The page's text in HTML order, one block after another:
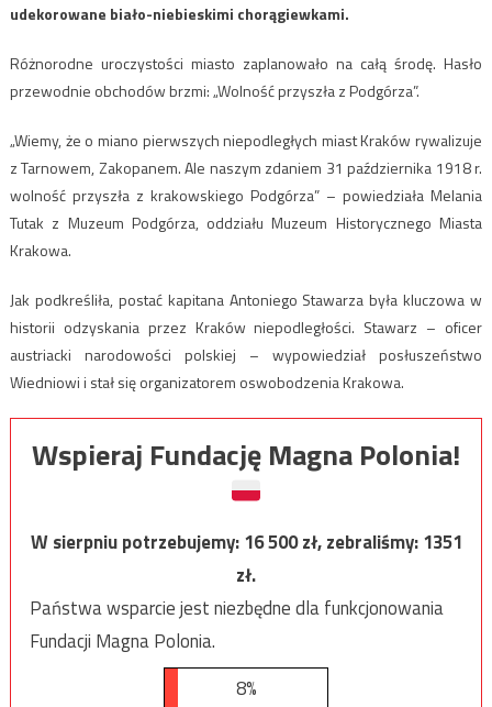
udekorowane biało-niebieskimi chorągiewkami.
Różnorodne uroczystości miasto zaplanowało na całą środę. Hasło
przewodnie obchodów brzmi: „Wolność przyszła z Podgórza”.
„Wiemy, że o miano pierwszych niepodległych miast Kraków rywalizuje
z Tarnowem, Zakopanem. Ale naszym zdaniem 31 października 1918 r.
wolność przyszła z krakowskiego Podgórza” – powiedziała Melania
Tutak z Muzeum Podgórza, oddziału Muzeum Historycznego Miasta
Krakowa.
Jak podkreśliła, postać kapitana Antoniego Stawarza była kluczowa w
historii odzyskania przez Kraków niepodległości. Stawarz – oficer
austriacki narodowości polskiej – wypowiedział posłuszeństwo
Wiedniowi i stał się organizatorem oswobodzenia Krakowa.
Wspieraj Fundację Magna Polonia!
W sierpniu potrzebujemy:16 500zł, zebraliśmy:1351
zł.
Państwa wsparcie jest niezbędne dla funkcjonowania
Fundacji Magna Polonia.
8%